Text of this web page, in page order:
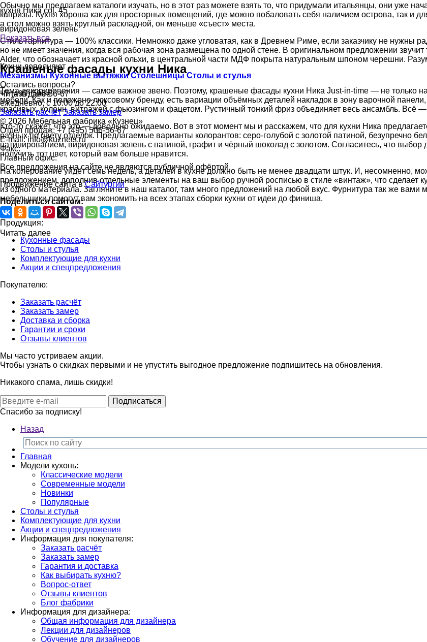
Обычно мы предлагаем каталоги изучать, но в этот раз можете взять то, что придумали итальянцы, они уже
капризы. Кухня хороша как для просторных помещений, где можно побаловать себя наличием острова, так
а стол можно взять круглый раскладной, он меньше «съест» места.
Стиль гарнитура — 100% классики. Немножко даже угловатая, как в Древнем Риме, если заказчику не нужны
но не имеет значения, когда вся рабочая зона размещена по одной стене. В оригинальном предложении
Alder, что обозначает из красной ольхи, в центральной части МДФ покрыта натуральным шпоном черешни.
Читать далее
кухня Ника col. 45
виридоновая зелень
Показать все
Крашеные фасады кухни Ника
Тема декорирования — самое важное звено. Поэтому, крашеные фасады кухни Ника Just-in-time — не только
мебели. Как и положено люксовому бренду, есть вариации объёмных деталей накладок в зону варочной
красивых, колонн, витражей с фьюзингом и фацетом. Рустичный тонкий фриз объединяет весь ансамбль. Всё
Кто-то скажет, что это — довольно ожидаемо. Вот в этот момент мы и расскажем, что для кухни Ника
разных по цвету отделок. Предлагаемые варианты колорантов: серо-голубой с золотой патиной, безупречно
патинированием, виридоновая зелень с патиной, графит и чёрный шоколад с золотом. Согласитесь, что
получить тот цвет, который вам больше нравится.
На колерование уйдёт семь недель, а деталей в кухне должно быть не менее двадцати штук. И, несомненно,
предложением, дополнив отдельные элементы на ваш выбор ручной росписью в стиле «винтаж», что сделает
из одного материала. Загляните в наш каталог, там много предложений на любой вкус. Фурнитура так же
мебельщики помогут вам экономить на всех этапах сборки кухни от идеи до финиша.
Читать далее
Кухни дополняют
Механизмы Кухонные вытяжки Столешницы Столы и стулья
Остались вопросы?
+7 (495) 506-56-67
ежедневно, с 10:00 до 22:00
Заказать расчёт Заказать замер
© 2026 Мебельная фабрика «Кузнец»
Отдел продаж: +7 (495) 506-56-67
E-mail: info@kuznets.ru
Факс:
Главный офис:
Все предложения на сайте не являются публичной офёртой.
Продвижение сайта вСайтургии
Поделиться сайтом:
Продукция:
Кухонные фасады
Столы и стулья
Комплектующие для кухни
Акции и спецпредложения
Покупателю:
Заказать расчёт
Заказать замер
Доставка и сборка
Гарантии и сроки
Отзывы клиентов
Мы часто устриваем акции.
Чтобы узнать о скидках первыми и не упустить выгодное предложение подпишитесь на обновления.
Никакого спама, лишь скидки!
Подписаться
Спасибо за подписку!
Назад
Главная
Модели кухонь:
Классические модели
Современные модели
Новинки
Популярные
Столы и стулья
Комплектующие для кухни
Акции и спецпредложения
Информация для покупателя:
Заказать расчёт
Заказать замер
Гарантия и доставка
Как выбирать кухню?
Вопрос-ответ
Отзывы клиентов
Блог фабрики
Информация для дизайнера:
Общая информация для дизайнера
Лекции для дизайнеров
Обучение для дизайнеров